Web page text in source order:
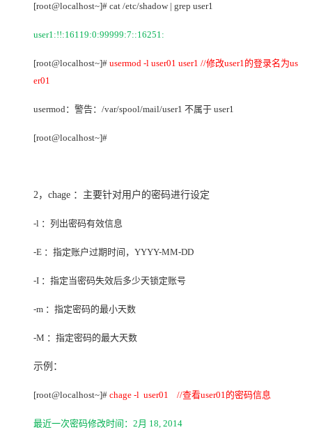
[root@localhost~]# cat /etc/shadow | grep user1
user1:!!:16119:0:99999:7::16251:
[root@localhost~]# usermod -l user01 user1 //修改user1的登录名为us
er01
usermod：警告：/var/spool/mail/user1 不属于 user1
[root@localhost~]#
2， chage ：主要针对用户的密码进行设定
-l ：列出密码有效信息
-E ：指定账户过期时间，YYYY-MM-DD
-I ：指定当密码失效后多少天锁定账号
-m ：指定密码的最小天数
-M ：指定密码的最大天数
示例：
[root@localhost~]# chage -l user01 //查看user01的密码信息
最近一次密码修改时间：2月 18, 2014